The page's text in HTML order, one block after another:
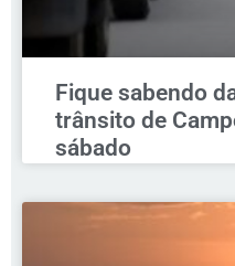
Fique sabendo
trânsito de
sábado